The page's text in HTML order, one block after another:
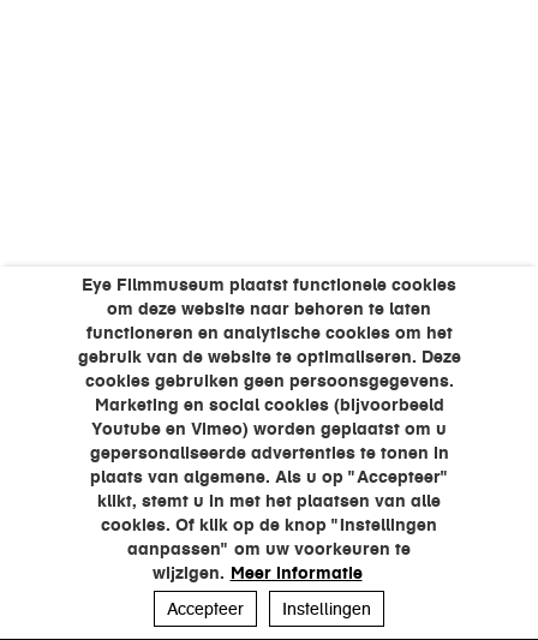
Eye Filmmuseum plaatst functionele cookies
om deze website naar behoren te laten
functioneren en analytische cookies om het
gebruik van de website te optimaliseren. Deze
cookies gebruiken geen persoonsgegevens.
Marketing en social cookies (bijvoorbeeld
Youtube en Vimeo) worden geplaatst om u
gepersonaliseerde advertenties te tonen in
plaats van algemene. Als u op "Accepteer"
klikt, stemt u in met het plaatsen van alle
cookies. Of klik op de knop "Instellingen
aanpassen" om uw voorkeuren te
wijzigen. Meer informatie
Accepteer
Instellingen